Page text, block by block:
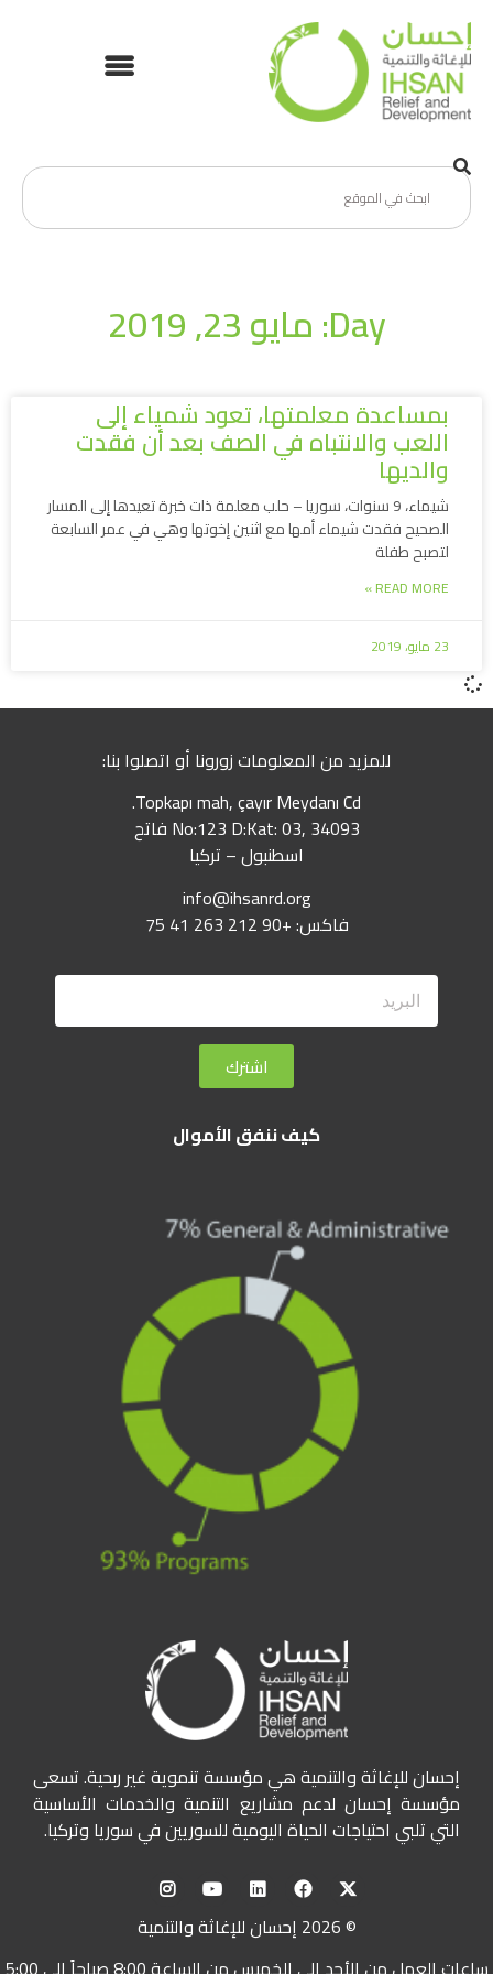
Day: مايو 23, 2019
بمساعدة معلمتها، تعود شمياء إلى
اللعب والانتباه في الصف بعد أن فقدت
والديها
شيماء، 9 سنوات، سوريا – حلب معلمة ذات خبرة تعيدها إلى المسار
الصحيح فقدت شيماء أمها مع اثنين إخوتها وهي في عمر السابعة
لتصبح طفلة
READ MORE »
23 مايو، 2019
للمزيد من المعلومات زورونا أو اتصلوا بنا:
Topkapı mah, çayır Meydanı Cd.
No:123 D:Kat: 03, 34093 فاتح
اسطنبول – تركيا
info@ihsanrd.org
فاكس: +90 212 263 41 75
اشترك
كيف ننفق الأموال
إحسان للإغاثة والتنمية هي مؤسسة تنموية غير ربحية. تسعى
مؤسسة إحسان لدعم مشاريع التنمية والخدمات الأساسية
التي تلبي احتياجات الحياة اليومية للسوريين في سوريا وتركيا.
© 2026 إحسان للإغاثة والتنمية